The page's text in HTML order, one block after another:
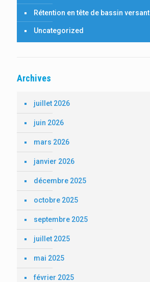
Rétention en tête de bassin versant
Uncategorized
Archives
juillet 2026
juin 2026
mars 2026
janvier 2026
décembre 2025
octobre 2025
septembre 2025
juillet 2025
mai 2025
février 2025